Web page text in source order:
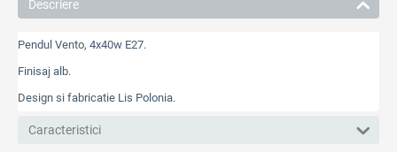
Descriere
Pendul Vento, 4x40w E27.
Finisaj alb.
Design si fabricatie Lis Polonia.
Caracteristici